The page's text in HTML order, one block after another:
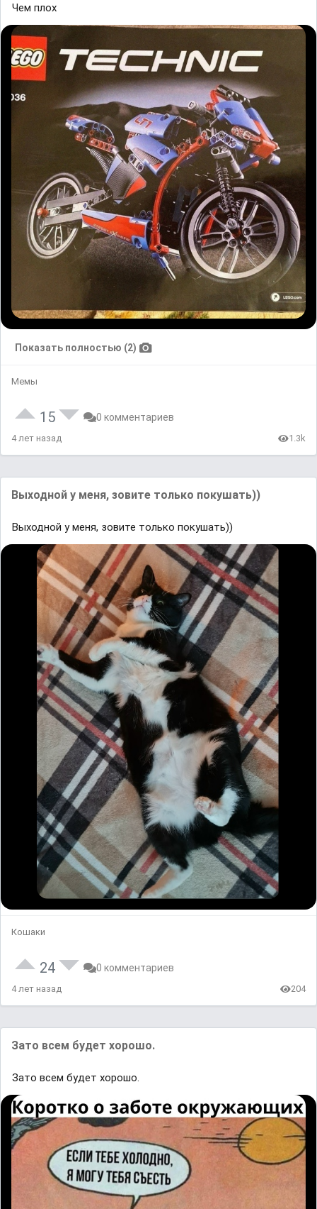
Чеᴍ ᴨлох
Показать полностью (2)
Мемы
15 0 комментариев
4 лет назад 1.3k
Выходной у меня, зовите только покушать))
Выходной у меня, зовите только покушать))
Кошаки
24 0 комментариев
4 лет назад 204
Зато всем будет хорошо.
Зато всем будет хорошо.